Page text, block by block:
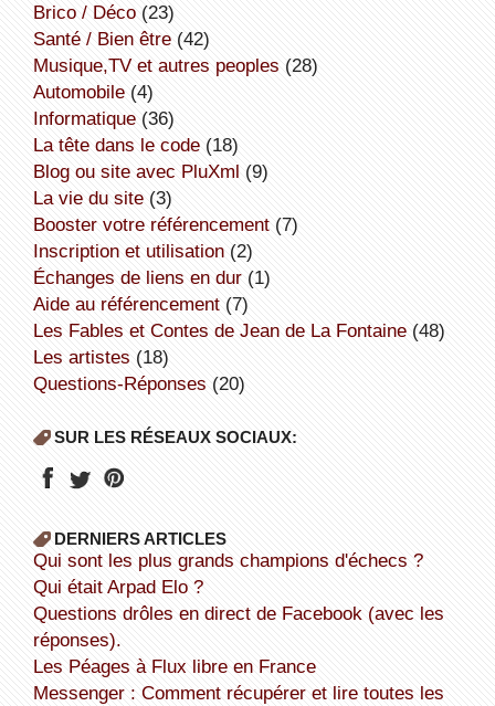
Brico / Déco(23)
Santé / Bien être(42)
Musique,TV et autres peoples (28)
Automobile(4)
informatique(36)
la tête dans le code(18)
Blog ou site avec PluXml (9)
la vie du site(3)
booster votre référencement(7)
inscription et utilisation(2)
échanges de liens en dur(1)
aide au référencement(7)
Les Fables et Contes de Jean de La Fontaine(48)
Les artistes (18)
Questions-Réponses (20)
SUR LES RÉSEAUX SOCIAUX:
DERNIERS ARTICLES
Qui sont les plus grands champions d'échecs ?
Qui était Arpad Elo ?
Questions drôles en direct de Facebook (avec les
réponses).
Les Péages à Flux libre en France
Messenger : Comment récupérer et lire toutes les